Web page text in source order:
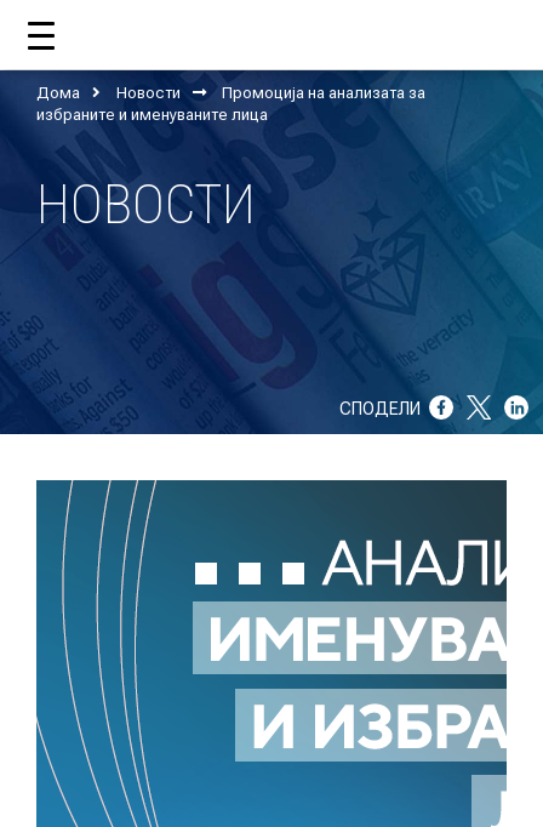
ДОМА
ЗА НАС
ШТО РАБОТИ ЦУП?
НАШИОТ ТИМ
НАШИ ПОДДРЖУВАЧИ
ГОДИШНИ ИЗВЕШТАИ
ИСО 9001
ЕВОЛВ
НОВОСТИ
ИСТРАЖУВАЊА
ПРОЕКТИ
Дома Новости
Промоција на анализата за
избраните и именуваните лица
НОВОСТИ
СПОДЕЛИ